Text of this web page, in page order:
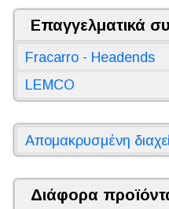
Επαγγελματικά
Fracarro - Headends
LEMCO
Απομακρυσμένη
Διάφορα